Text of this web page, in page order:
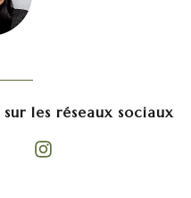
sur les réseaux sociaux